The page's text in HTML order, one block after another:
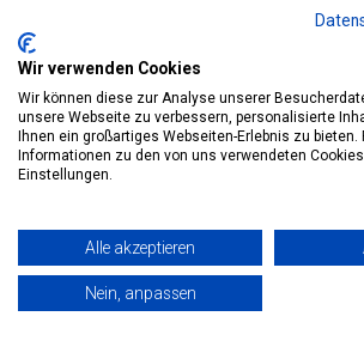
Wir verwenden Cookies
Wir können diese zur Analyse unserer
unsere Webseite zu verbessern, personalisierte
Ihnen ein großartiges Webseiten-Erlebnis zu bieten.
Informationen zu den von uns verwendeten
Einstellungen.
Alle akzeptieren
Nein, anpassen
06126-9776551
UNTERNEHMEN
DATENSCHUTZ
SITEMAP